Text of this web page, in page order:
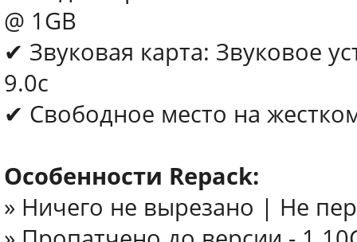
@ 1GB
✔ Звуковая карта: Звуковое
9.0с
✔ Свободное место на
Особенности Repack:
» Ничего не вырезано | Не